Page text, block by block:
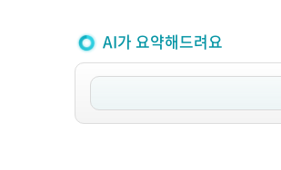
AI가 요약해드려요